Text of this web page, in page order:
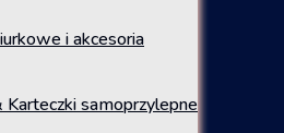
i akcesoria
samoprzylepne